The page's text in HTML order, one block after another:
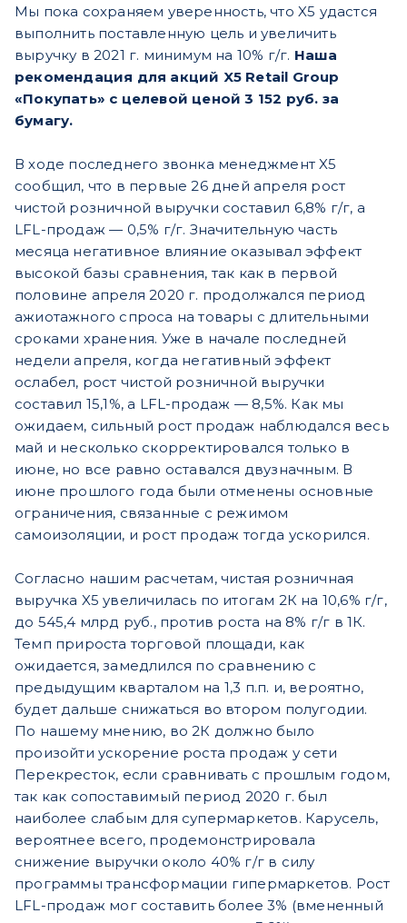
Мы пока сохраняем уверенность, что X5 удастся
выполнить поставленную цель и увеличить
выручку в 2021 г. минимум на 10% г/г. Наша
рекомендация для акций X5 Retail Group
«Покупать» с целевой ценой 3 152 руб. за
бумагу.
В ходе последнего звонка менеджмент X5
сообщил, что в первые 26 дней апреля рост
чистой розничной выручки составил 6,8% г/г, а
LFL-продаж — 0,5% г/г. Значительную часть
месяца негативное влияние оказывал эффект
высокой базы сравнения, так как в первой
половине апреля 2020 г. продолжался период
ажиотажного спроса на товары с длительными
сроками хранения. Уже в начале последней
недели апреля, когда негативный эффект
ослабел, рост чистой розничной выручки
составил 15,1%, а LFL-продаж — 8,5%. Как мы
ожидаем, сильный рост продаж наблюдался весь
май и несколько скорректировался только в
июне, но все равно оставался двузначным. В
июне прошлого года были отменены основные
ограничения, связанные с режимом
самоизоляции, и рост продаж тогда ускорился.
Согласно нашим расчетам, чистая розничная
выручка X5 увеличилась по итогам 2К на 10,6% г/г,
до 545,4 млрд руб., против роста на 8% г/г в 1К.
Темп прироста торговой площади, как
ожидается, замедлился по сравнению с
предыдущим кварталом на 1,3 п.п. и, вероятно,
будет дальше снижаться во втором полугодии.
По нашему мнению, во 2К должно было
произойти ускорение роста продаж у сети
Перекресток, если сравнивать с прошлым годом,
так как сопоставимый период 2020 г. был
наиболее слабым для супермаркетов. Карусель,
вероятнее всего, продемонстрировала
снижение выручки около 40% г/г в силу
программы трансформации гипермаркетов. Рост
LFL-продаж мог составить более 3% (вмененный